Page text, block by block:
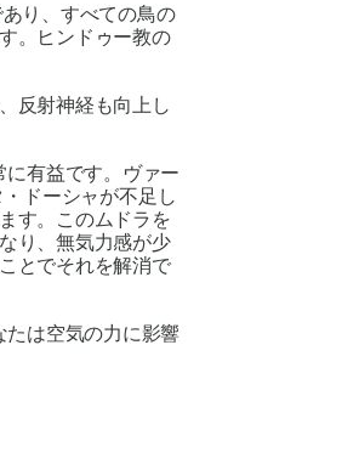
り、すべての鳥の
。ヒンドゥー教の
反射神経も向上し
有益です。
ヴァー
・ ドーシャが不足し
す。このムドラ を
り、無気力感が少
とでそれを解消で
は空気の力に影響